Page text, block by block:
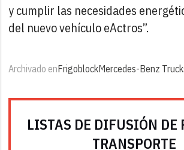
y cumplir las necesidades
del nuevo vehículo eActros”.
Archivado enFrigoblockMercedes-Benz
LISTAS DE DIFUSIÓN DE
TRANSPORTE